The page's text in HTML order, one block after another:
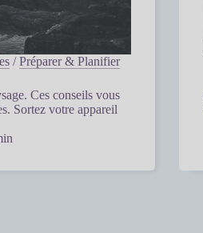
/Préparer & Planifier
Ces conseils vous
Sortez votre appareil